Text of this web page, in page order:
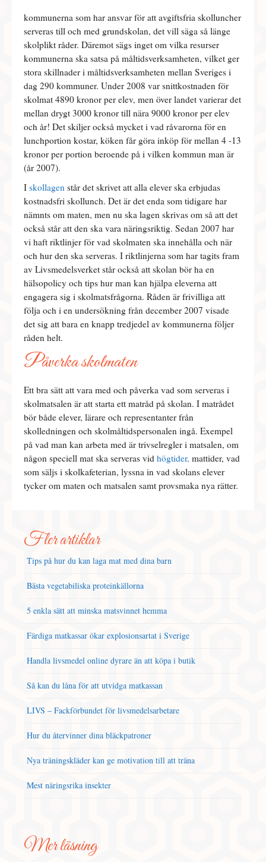
kommunerna som har ansvar för att avgiftsfria skolluncher
serveras till och med grundskolan, det vill säga så länge
skolplikt råder. Däremot sägs inget om vilka resurser
kommunerna ska satsa på måltidsverksamheten, vilket ger
stora skillnader i måltidsverksamheten mellan Sveriges i
dag 290 kommuner. Under 2008 var snittkostnaden för
skolmat 4890 kronor per elev, men över landet varierar det
mellan drygt 3000 kronor till nära 9000 kronor per elev
och år! Det skiljer också mycket i vad råvarorna för en
lunchportion kostar, köken får göra inköp för mellan 4 -13
kronor per portion beroende på i vilken kommun man är
(år 2007).
I skollagen står det skrivet att alla elever ska erbjudas
kostnadsfri skollunch. Det är det enda som tidigare har
nämnts om maten, men nu ska lagen skrivas om så att det
också står att den ska vara näringsriktig. Sedan 2007 har
vi haft riktlinjer för vad skolmaten ska innehålla och när
och hur den ska serveras. I riktlinjerna som har tagits fram
av Livsmedelsverket står också att skolan bör ha en
hälsopolicy och tips hur man kan hjälpa eleverna att
engagera sig i skolmatsfrågorna. Råden är frivilliga att
följa och i en undersökning från december 2007 visade
det sig att bara en knapp tredjedel av kommunerna följer
råden helt.
Påverka skolmaten
Ett bra sätt att vara med och påverka vad som serveras i
skolmatsalen är att starta ett matråd på skolan. I matrådet
bör både elever, lärare och representanter från
skolledningen och skolmåltidspersonalen ingå. Exempel
på vad man kan arbeta med är trivselregler i matsalen, om
någon speciell mat ska serveras vid högtider, mattider, vad
som säljs i skolkafeterian, lyssna in vad skolans elever
tycker om maten och matsalen samt provsmaka nya rätter.
Fler artiklar
Tips på hur du kan laga mat med dina barn
Bästa vegetabiliska proteinkällorna
5 enkla sätt att minska matsvinnet hemma
Färdiga matkassar ökar explosionsartat i Sverige
Handla livsmedel online dyrare än att köpa i butik
Så kan du låna för att utvidga matkassan
LIVS – Fackförbundet för livsmedelsarbetare
Hur du återvinner dina bläckpatroner
Nya träningskläder kan ge motivation till att träna
Mest näringsrika insekter
Mer läsning